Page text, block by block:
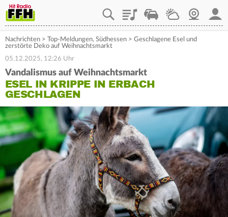
PlaylistStaupilotWetterWebcam
Nachrichten > Top-Meldungen, Südhessen > Geschlagene Esel und
zerstörte Deko auf Weihnachtsmarkt
05.12.2025, 12:26 Uhr
Vandalismus auf Weihnachtsmarkt
ESEL IN KRIPPE IN ERBACH
GESCHLAGEN